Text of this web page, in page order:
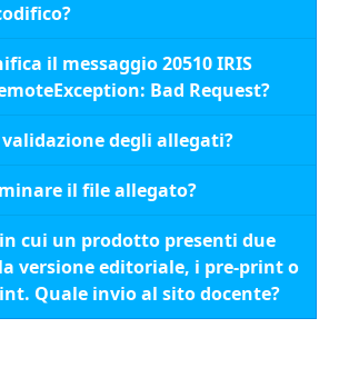
il messaggio 20510 IRIS
Bad Request?
validazione degli allegati?
il file allegato?
cui un prodotto presenti due
versione editoriale, i pre-print o
Quale invio al sito docente?